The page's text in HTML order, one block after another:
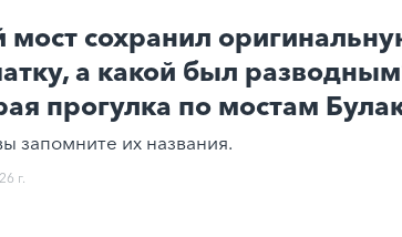
мост сохранил
а какой был
прогулка по мостам
запомните их названия.
г.